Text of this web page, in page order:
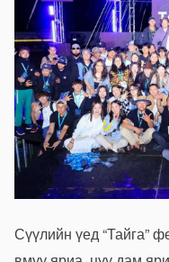
Сүүлийн үед“Тайга”